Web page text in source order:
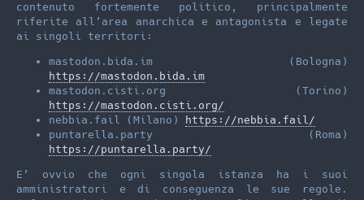
contenuto fortemente politico, principalmente
riferite all’area anarchica e antagonista e legate
ai singoli territori:
mastodon.bida.im (Bologna)
https://mastodon.bida.im
mastodon.cisti.org (Torino)
https://mastodon.cisti.org/
nebbia.fail (Milano)
https://nebbia.fail/
puntarella.party (Roma)
https://puntarella.party/
E’ ovvio che ogni singola istanza ha i suoi
amministratori e di conseguenza le sue regole.